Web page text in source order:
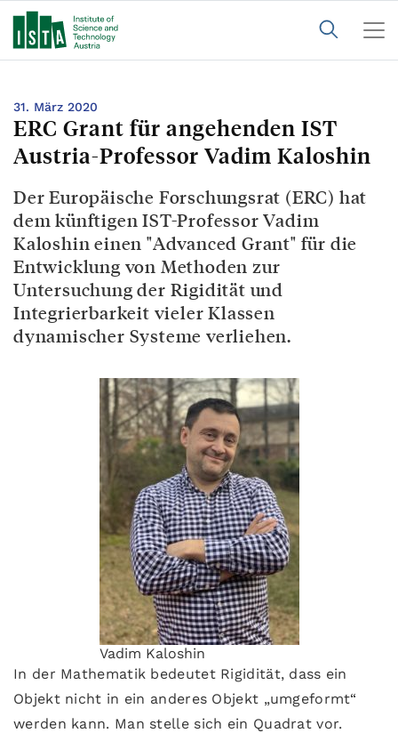
31. März 2020
ERC Grant für angehenden IST
Austria-Professor Vadim Kaloshin
Der Europäische Forschungsrat (ERC) hat
dem künftigen IST-Professor Vadim
Kaloshin einen "Advanced Grant" für die
Entwicklung von Methoden zur
Untersuchung der Rigidität und
Integrierbarkeit vieler Klassen
dynamischer Systeme verliehen.
Vadim Kaloshin
In der Mathematik bedeutet Rigidität, dass ein
Objekt nicht in ein anderes Objekt „umgeformt“
werden kann. Man stelle sich ein Quadrat vor.